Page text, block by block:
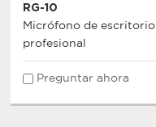
RG-10
Micrófono de escritorio
profesional
Preguntar ahora